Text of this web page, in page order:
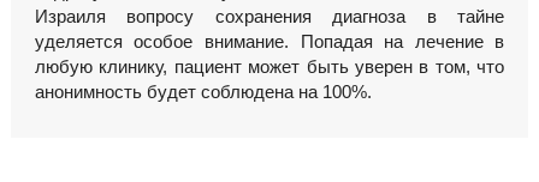
Израиля вопросу сохранения диагноза в тайне
уделяется особое внимание. Попадая на лечение в
любую клинику, пациент может быть уверен в том, что
анонимность будет соблюдена на 100%.